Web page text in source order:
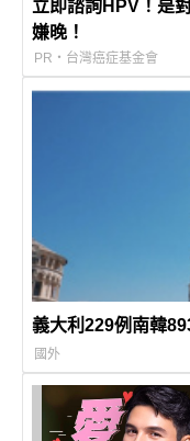
立即諮詢HPV！是
嫌晚！
PR・台灣癌症基金會
義大利229例南韓
國外